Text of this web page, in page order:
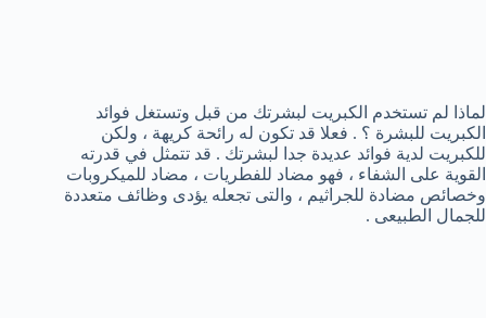
لماذا لم تستخدم الكبريت لبشرتك من قبل وتستغل فوائد
الكبريت للبشرة ؟ . فعلا قد تكون له رائحة كريهة ، ولكن
للكبريت لدية فوائد عديدة جدا لبشرتك . قد تتمثل في قدرته
القوية على الشفاء ، فهو مضاد للفطريات ، مضاد للميكروبات
وخصائص مضادة للجراثيم ، والتى تجعله يؤدى وظائف متعددة
للجمال الطبيعى .